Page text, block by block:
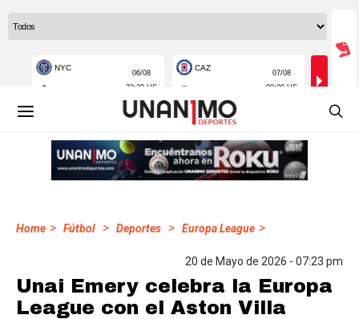
Home > Fútbol > Deportes > Europa League >
20 de Mayo de 2026 - 07:23 pm
Unai Emery celebra la Europa
League con el Aston Villa